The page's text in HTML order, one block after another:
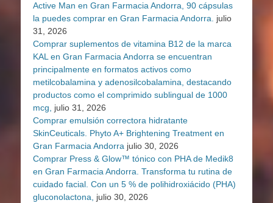
Active Man en Gran Farmacia Andorra, 90 cápsulas
la puedes comprar en Gran Farmacia Andorra.
julio
31, 2026
Comprar suplementos de vitamina B12 de la marca
KAL en Gran Farmacia Andorra se encuentran
principalmente en formatos activos como
metilcobalamina y adenosilcobalamina, destacando
productos como el comprimido sublingual de 1000
mcg,
julio 31, 2026
Comprar emulsión correctora hidratante
SkinCeuticals. Phyto A+ Brightening Treatment en
Gran Farmacia Andorra julio 30, 2026
Comprar Press & Glow™ tónico con PHA de Medik8
en Gran Farmacia Andorra. Transforma tu rutina de
cuidado facial. Con un 5 % de polihidroxiácido (PHA)
gluconolactona,
julio 30, 2026